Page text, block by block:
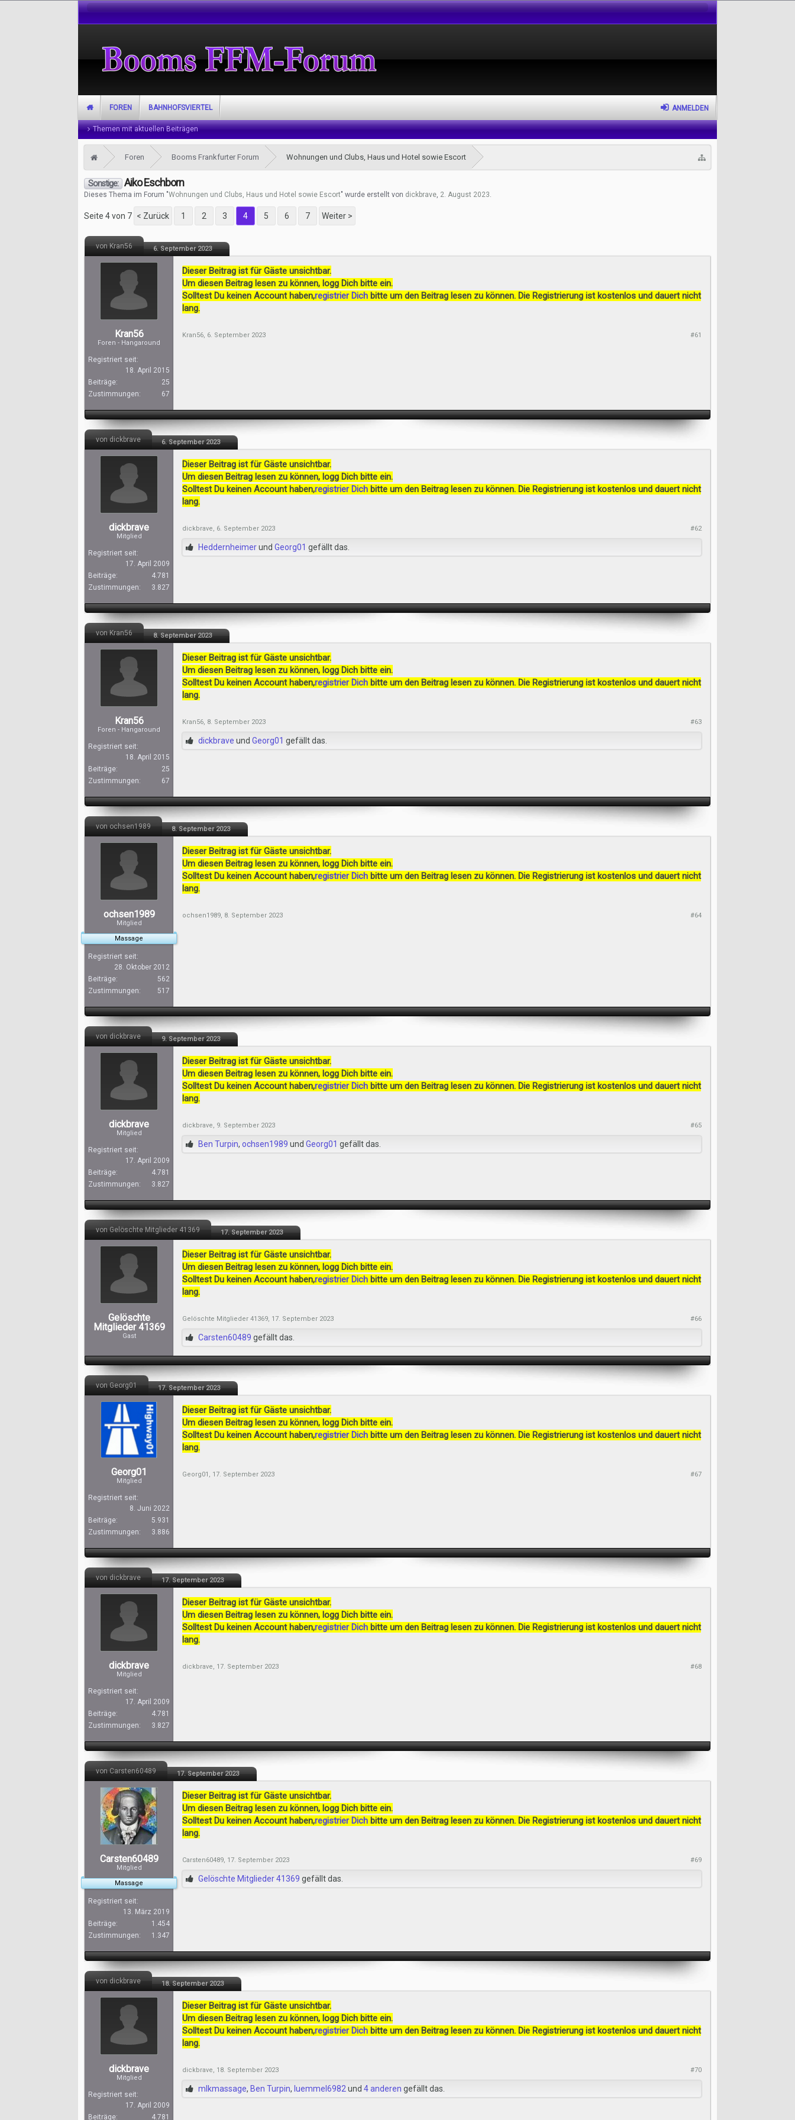
Foren Booms Frankfurter Forum Wohnungen und Clubs, Haus und Hotel sowie Escort
Sonstige: Aiko Eschborn
Dieses Thema im Forum "Wohnungen und Clubs, Haus und Hotel sowie Escort" wurde erstellt von dickbrave, 2. August 2023.
Seite 4 von 7 < Zurück 1 2 3 4 5 6 7 Weiter >
von Kran56 6. September 2023
Kran56
Foren - Hangaround
Registriert seit:
18. April 2015
Beiträge:
25
Zustimmungen:
67
Dieser Beitrag ist für Gäste unsichtbar.
Um diesen Beitrag lesen zu können, logg Dich bitte ein.
Solltest Du keinen Account haben,registrier Dich bitte um den Beitrag lesen zu können. Die Registrierung ist kostenlos und dauert nicht
lang.
Kran56, 6. September 2023 #61
von dickbrave 6. September 2023
dickbrave
Mitglied
Registriert seit:
17. April 2009
Beiträge:
4.781
Zustimmungen:
3.827
Dieser Beitrag ist für Gäste unsichtbar.
Um diesen Beitrag lesen zu können, logg Dich bitte ein.
Solltest Du keinen Account haben,registrier Dich bitte um den Beitrag lesen zu können. Die Registrierung ist kostenlos und dauert nicht
lang.
dickbrave, 6. September 2023 #62
Heddernheimerund Georg01 gefällt das.
von Kran56 8. September 2023
Kran56
Foren - Hangaround
Registriert seit:
18. April 2015
Beiträge:
25
Zustimmungen:
67
Dieser Beitrag ist für Gäste unsichtbar.
Um diesen Beitrag lesen zu können, logg Dich bitte ein.
Solltest Du keinen Account haben,registrier Dich bitte um den Beitrag lesen zu können. Die Registrierung ist kostenlos und dauert nicht
lang.
Kran56, 8. September 2023 #63
dickbrave und Georg01 gefällt das.
von ochsen1989 8. September 2023
ochsen1989
Mitglied
Massage
Registriert seit:
28. Oktober 2012
Beiträge:
562
Zustimmungen:
517
Dieser Beitrag ist für Gäste unsichtbar.
Um diesen Beitrag lesen zu können, logg Dich bitte ein.
Solltest Du keinen Account haben,registrier Dich bitte um den Beitrag lesen zu können. Die Registrierung ist kostenlos und dauert nicht
lang.
ochsen1989, 8. September 2023 #64
von dickbrave 9. September 2023
dickbrave
Mitglied
Registriert seit:
17. April 2009
Beiträge:
4.781
Zustimmungen:
3.827
Dieser Beitrag ist für Gäste unsichtbar.
Um diesen Beitrag lesen zu können, logg Dich bitte ein.
Solltest Du keinen Account haben,registrier Dich bitte um den Beitrag lesen zu können. Die Registrierung ist kostenlos und dauert nicht
lang.
dickbrave, 9. September 2023 #65
Ben Turpin, ochsen1989 und Georg01 gefällt das.
von Gelöschte Mitglieder 41369 17. September 2023
Gelöschte
Mitglieder 41369
Gast
Dieser Beitrag ist für Gäste unsichtbar.
Um diesen Beitrag lesen zu können, logg Dich bitte ein.
Solltest Du keinen Account haben,registrier Dich bitte um den Beitrag lesen zu können. Die Registrierung ist kostenlos und dauert nicht
lang.
Gelöschte Mitglieder 41369, 17. September 2023 #66
Carsten60489 gefällt das.
von Georg01 17. September 2023
Georg01
Mitglied
Registriert seit:
8. Juni 2022
Beiträge:
5.931
Zustimmungen:
3.886
Dieser Beitrag ist für Gäste unsichtbar.
Um diesen Beitrag lesen zu können, logg Dich bitte ein.
Solltest Du keinen Account haben,registrier Dich bitte um den Beitrag lesen zu können. Die Registrierung ist kostenlos und dauert nicht
lang.
Georg01 , 17. September 2023 #67
von dickbrave 17. September 2023
dickbrave
Mitglied
Registriert seit:
17. April 2009
Beiträge:
4.781
Zustimmungen:
3.827
Dieser Beitrag ist für Gäste unsichtbar.
Um diesen Beitrag lesen zu können, logg Dich bitte ein.
Solltest Du keinen Account haben,registrier Dich bitte um den Beitrag lesen zu können. Die Registrierung ist kostenlos und dauert nicht
lang.
dickbrave, 17. September 2023 #68
von Carsten60489 17. September 2023
Carsten60489
Mitglied
Massage
Registriert seit:
13. März 2019
Beiträge:
1.454
Zustimmungen:
1.347
Dieser Beitrag ist für Gäste unsichtbar.
Um diesen Beitrag lesen zu können, logg Dich bitte ein.
Solltest Du keinen Account haben,registrier Dich bitte um den Beitrag lesen zu können. Die Registrierung ist kostenlos und dauert nicht
lang.
Carsten60489, 17. September 2023 #69
Gelöschte Mitglieder 41369 gefällt das.
von dickbrave 18. September 2023
dickbrave
Mitglied
Registriert seit:
17. April 2009
Beiträge:
4.781
Dieser Beitrag ist für Gäste unsichtbar.
Um diesen Beitrag lesen zu können, logg Dich bitte ein.
Solltest Du keinen Account haben,registrier Dich bitte um den Beitrag lesen zu können. Die Registrierung ist kostenlos und dauert nicht
lang.
dickbrave, 18. September 2023 #70
mlkmassage, Ben Turpin, luemmel6982 und 4 anderen gefällt das.
FOREN
Themen mit aktuellen Beiträgen
BAHNHOFSVIERTEL ANMELDEN